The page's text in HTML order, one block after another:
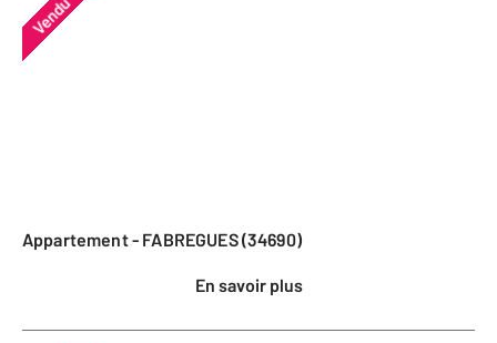
Vendu
Appartement - FABREGUES (34690)
En savoir plus